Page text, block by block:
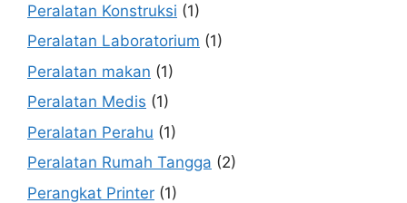
Peralatan Konstruksi (1)
Peralatan Laboratorium (1)
Peralatan makan (1)
Peralatan Medis (1)
Peralatan Perahu (1)
Peralatan Rumah Tangga (2)
Perangkat Printer (1)